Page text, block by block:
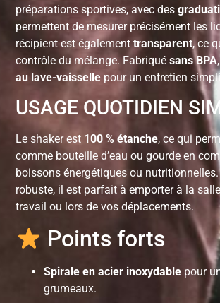
préparations sportives, avec des
permettent de mesurer précisément les
récipient est égalementtransparent, ce
contrôle du mélange. Fabriquésans BPA
au lave-vaisselle pour un entretien
USAGE QUOTIDIEN
Le shaker est 100 % étanche, ce qui
comme bouteille d’eau ou gourde en
boissons énergétiques ou
robuste, il est parfait à emporter à la
travail ou lors de vos déplacements.
Points forts
Spirale en acier inoxydable pour
grumeaux.